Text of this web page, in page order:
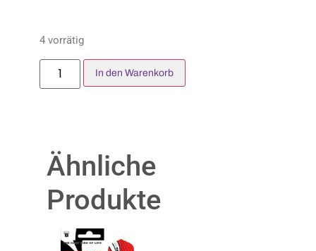
4 vorrätig
In den Warenkorb
Ähnliche
Produkte